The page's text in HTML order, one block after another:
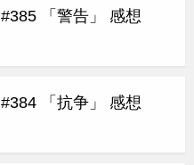
「警告」 感想
「抗争」 感想